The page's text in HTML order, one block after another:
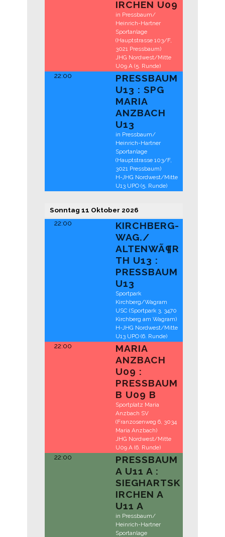
IRCHEN U09
in Pressbaum/
Heinrich-Hartner
Sportanlage
(Hauptstrasse 103/F,
3021 Pressbaum)
JHG Nordwest/Mitte
U09 A (5. Runde)
22:00
PRESSBAUM
U13 : SPG
MARIA
ANZBACH
U13
in Pressbaum/
Heinrich-Hartner
Sportanlage
(Hauptstrasse 103/F,
3021 Pressbaum)
H-JHG Nordwest/Mitte
U13 UPO (5. Runde)
Sonntag 11 Oktober 2026
22:00
KIRCHBERG-
WAG./
ALTENWÃ¶R
TH U13 :
PRESSBAUM
U13
Sportpark
Kirchberg/Wagram
USC (Sportpark 3, 3470
Kirchberg am Wagram)
H-JHG Nordwest/Mitte
U13 UPO (6. Runde)
22:00
MARIA
ANZBACH
U09 :
PRESSBAUM
B U09 B
Sportplatz Maria
Anzbach SV
(Franzosenweg 6, 3034
Maria Anzbach)
JHG Nordwest/Mitte
U09 A (6. Runde)
22:00
PRESSBAUM
A U11 A :
SIEGHARTSK
IRCHEN A
U11 A
in Pressbaum/
Heinrich-Hartner
Sportanlage